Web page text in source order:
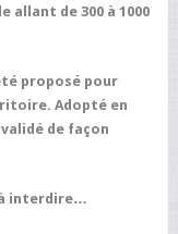
allant de 300 à 1000
proposé pour
Adopté en
de façon
à interdire…